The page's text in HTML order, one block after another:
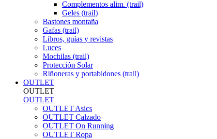
Complementos alim. (trail)
Geles (trail)
Bastones montaña
Gafas (trail)
Libros, guías y revistas
Luces
Mochilas (trail)
Protección Solar
Riñoneras y portabidones (trail)
OUTLET
OUTLET
OUTLET
OUTLET Asics
OUTLET Calzado
OUTLET On Running
OUTLET Ropa